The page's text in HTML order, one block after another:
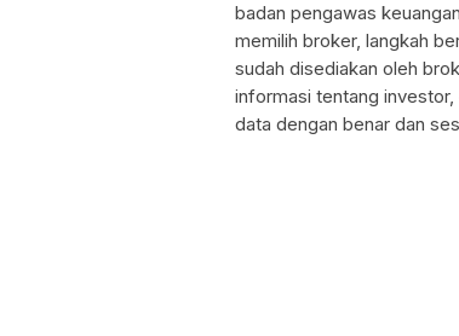
badan pengawas
memilih broker, langkah
sudah disediakan oleh
informasi tentang
data dengan benar dan